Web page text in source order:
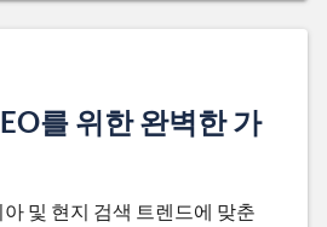
를 위한 완벽한 가
및 현지 검색 트렌드에 맞춘